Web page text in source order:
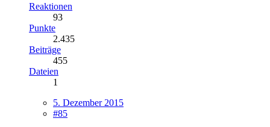
Reaktionen
93
Punkte
2.435
Beiträge
455
Dateien
1
5. Dezember 2015
#85